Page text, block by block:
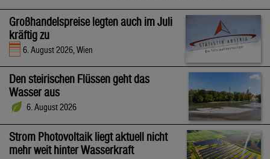
Großhandelspreise legten auch im Juli
kräftig zu
6. August 2026, Wien
Den steirischen Flüssen geht das
Wasser aus
6. August 2026
Strom Photovoltaik liegt aktuell nicht
mehr weit hinter Wasserkraft